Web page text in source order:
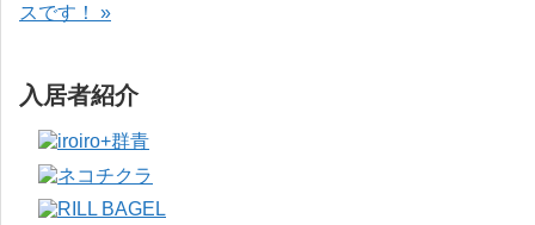
スです！ »
入居者紹介